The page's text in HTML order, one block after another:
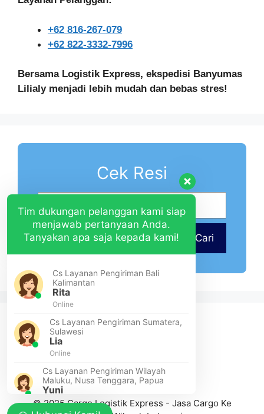
+62 816-267-079
+62 822-3332-7996
Bersama Logistik Express, ekspedisi Banyumas
Lilialy menjadi lebih mudah dan bebas stres!
Cek Resi
Cari
© 2025 Cargo Logistik Express - Jasa Cargo Ke
Tim dukungan pelanggan kami siap
menjawab pertanyaan Anda.
Tanyakan apa saja kepada kami!
Cs Layanan Pengiriman Bali
Kalimantan
Rita
Online
Cs Layanan Pengiriman Sumatera,
Sulawesi
Lia
Online
Cs Layanan Pengiriman Wilayah
Maluku, Nusa Tenggara, Papua
Yuni
Online